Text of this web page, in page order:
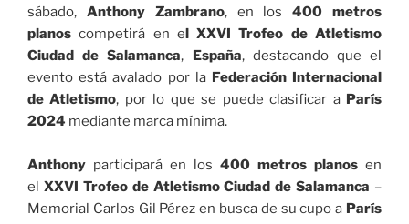
sábado, Anthony Zambrano, en los400 metros
planos competirá en el XXVI Trofeo de Atletismo
Ciudad de Salamanca, España, destacando que el
evento está avalado por la Federación Internacional
de Atletismo, por lo que se puede clasificar a París
2024 mediante marca mínima.
Anthony participará en los 400 metros planos en
el XXVI Trofeo de Atletismo Ciudad de Salamanca –
Memorial Carlos Gil Pérez en busca de su cupo a París